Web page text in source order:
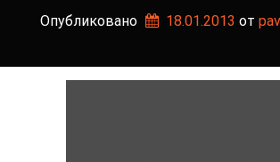
Опубликовано 18.01.2013 от